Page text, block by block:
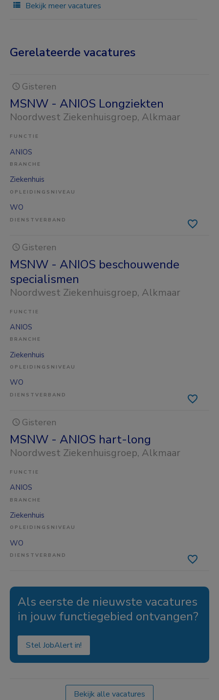
Bekijk meer vacatures
Gerelateerde vacatures
Gisteren
MSNW - ANIOS Longziekten
Noordwest Ziekenhuisgroep, Alkmaar
FUNCTIE
ANIOS
BRANCHE
Ziekenhuis
OPLEIDINGSNIVEAU
WO
DIENSTVERBAND
Gisteren
MSNW - ANIOS beschouwende
specialismen
Noordwest Ziekenhuisgroep, Alkmaar
FUNCTIE
ANIOS
BRANCHE
Ziekenhuis
OPLEIDINGSNIVEAU
WO
DIENSTVERBAND
Gisteren
MSNW - ANIOS hart-long
Noordwest Ziekenhuisgroep, Alkmaar
FUNCTIE
ANIOS
BRANCHE
Ziekenhuis
OPLEIDINGSNIVEAU
WO
DIENSTVERBAND
Als eerste de nieuwste vacatures
in jouw functiegebied ontvangen?
Stel JobAlert in!
Bekijk alle vacatures